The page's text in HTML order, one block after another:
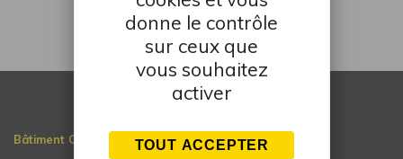
donne le contrôle
sur ceux que
vous souhaitez
activer
TOUT ACCEPTER
Bâtiment CFA BRETAGNE